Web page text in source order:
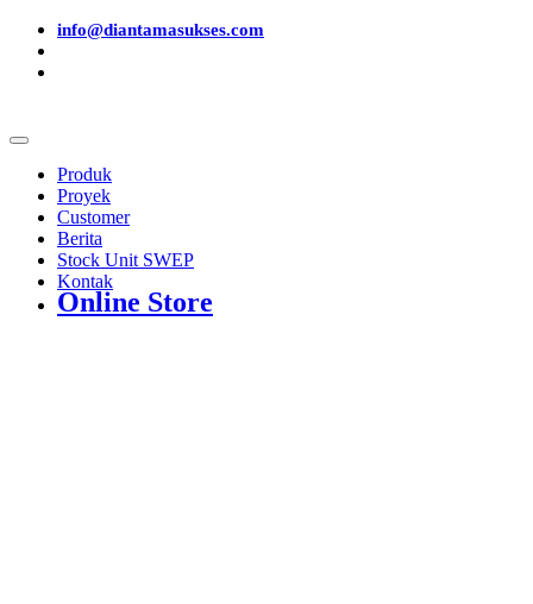
info@diantamasukses.com
Produk
Proyek
Customer
Berita
Stock Unit SWEP
Kontak
Online Store